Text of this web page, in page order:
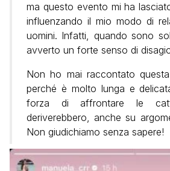
ma questo evento mi ha
influenzando il mio modo di
uomini. Infatti, quando sono
avverto un forte senso di
Non ho mai raccontato
perché è molto lunga e
forza di affrontare le
deriverebbero, anche su
Non giudichiamo senza sapere!